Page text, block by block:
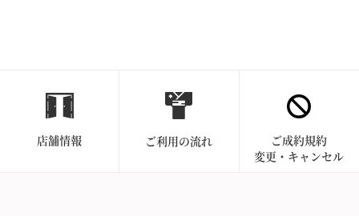
店舗情報 ご利用の流れ
ご成約規約
変更・キャンセル